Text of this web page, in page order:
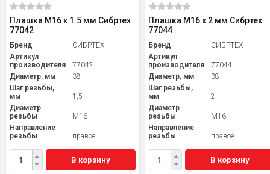
Плашка М16 х 1.5 мм Сибртех
77042
Бренд
СИБРТЕХ
Артикул
производителя
77042
Диаметр, мм
38
Шаг резьбы,
мм
1,5
Диаметр
резьбы
M16
Направление
резьбы
правое
В корзину
Плашка М16 х 2 мм Сибртех
77044
Бренд
СИБРТЕХ
Артикул
производителя
77044
Диаметр, мм
38
Шаг резьбы,
мм
2
Диаметр
резьбы
M16
Направление
резьбы
правое
В корзину